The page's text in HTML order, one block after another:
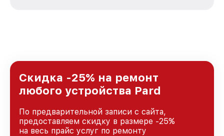
клиентов.
Скидка -25% на ремонт
любого устройства Pard
По предварительной записи с сайта,
предоставляем скидку в размере -25%
на весь прайс услуг по ремонту